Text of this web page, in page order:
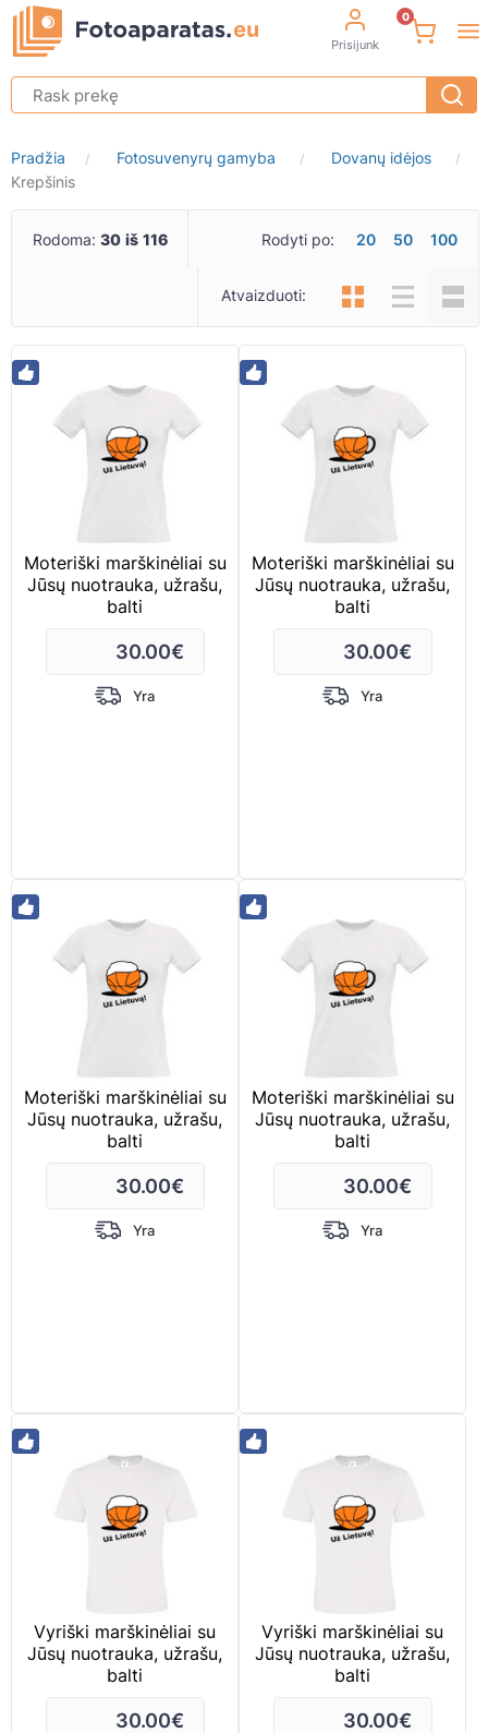
Prisijunk
0
Pradžia / Fotosuvenyrų gamyba / Dovanų idėjos /
Krepšinis
Rodoma: 30 iš 116 Rodyti po: 20 50 100
Atvaizduoti:
Moteriški marškinėliai su
Jūsų nuotrauka, užrašu,
balti
30.00€
Yra
Moteriški marškinėliai su
Jūsų nuotrauka, užrašu,
balti
30.00€
Yra
Moteriški marškinėliai su
Jūsų nuotrauka, užrašu,
balti
30.00€
Yra
Moteriški marškinėliai su
Jūsų nuotrauka, užrašu,
balti
30.00€
Yra
Vyriški marškinėliai su
Jūsų nuotrauka, užrašu,
balti
30.00€
Vyriški marškinėliai su
Jūsų nuotrauka, užrašu,
balti
30.00€